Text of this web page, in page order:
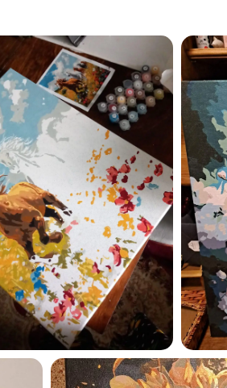
Vienkāršs veids, kā
nomierināt
Esmu iepazinies ar
privātuma politiku un
GleznoPats.lvPrivātuma politika
SAŅEMT -10%